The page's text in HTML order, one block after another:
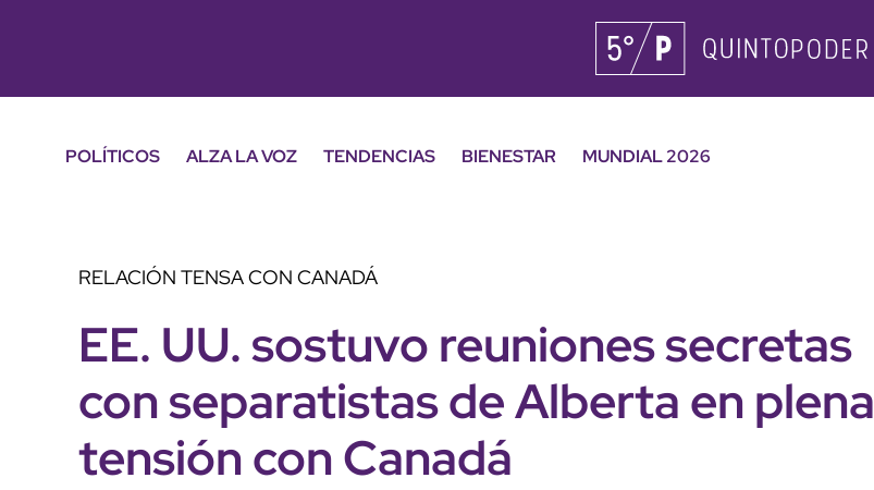
POLÍTICOS ALZA LA VOZ TENDENCIAS BIENESTAR
MUNDIAL 2026
RELACIÓN TENSA CON CANADÁ
EE. UU. sostuvo reuniones secretas
con separatistas de Alberta en plena
tensión con Canadá